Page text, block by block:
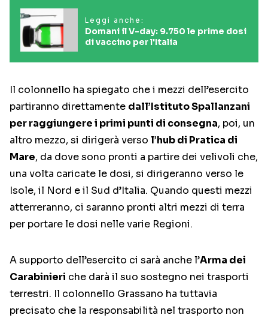
Leggi anche:
Domani il V-day: 9.750 le prime dosi
di vaccino per l'Italia
Il colonnello ha spiegato che i mezzi dell’esercito
partiranno direttamente dall’Istituto Spallanzani
per raggiungere i primi punti di consegna, poi, un
altro mezzo, si dirigerà verso l’hub di Pratica di
Mare, da dove sono pronti a partire dei velivoli che,
una volta caricate le dosi, si dirigeranno verso le
Isole, il Nord e il Sud d’Italia. Quando questi mezzi
atterreranno, ci saranno pronti altri mezzi di terra
per portare le dosi nelle varie Regioni.
A supporto dell’esercito ci sarà anche l’Arma dei
Carabinieri che darà il suo sostegno nei trasporti
terrestri. Il colonnello Grassano ha tuttavia
precisato che la responsabilità nel trasporto non